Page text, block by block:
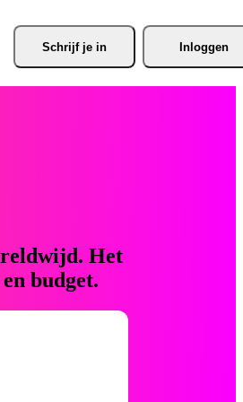
Schrijf je in Inloggen
Het
budget.